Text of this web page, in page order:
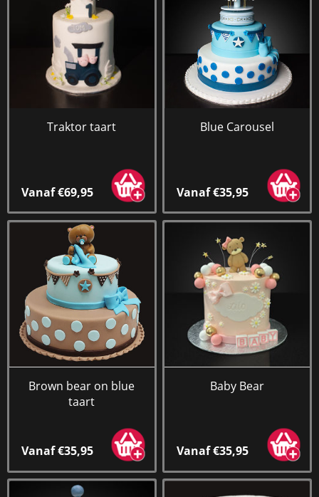
Traktor taart
Vanaf €69,95
Blue Carousel
Vanaf €35,95
Brown bear on blue
taart
Vanaf €35,95
Baby Bear
Vanaf €35,95